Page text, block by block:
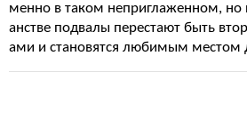
менно в таком неприглаженном,
анстве подвалы перестают быть
ами и становятся любимым местом